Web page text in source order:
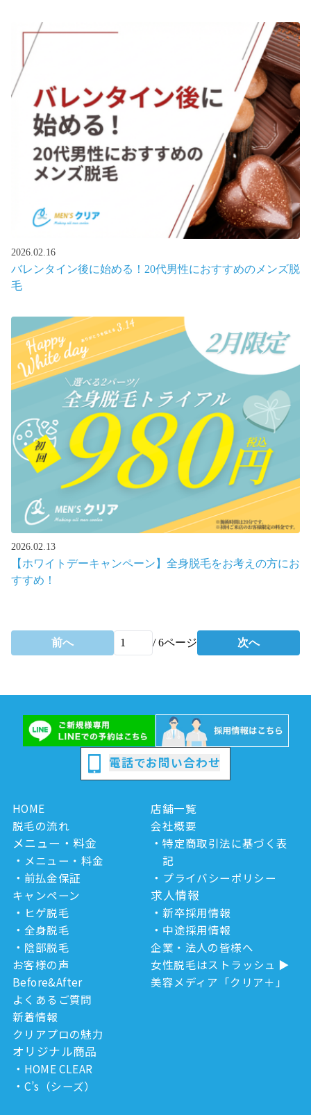
2026.02.16
バレンタイン後に始める！20代男性におすすめのメンズ脱
毛
2026.02.13
【ホワイトデーキャンペーン】全身脱毛をお考えの方にお
すすめ！
前へ /6ページ 次へ
電話でお問い合わせ
HOME
脱毛の流れ
メニュー・料金
メニュー・料金
前払金保証
キャンペーン
ヒゲ脱毛
全身脱毛
陰部脱毛
お客様の声
Before&After
よくあるご質問
新着情報
クリアプロの魅力
オリジナル商品
HOME CLEAR
C’s（シーズ）
店舗一覧
会社概要
特定商取引法に基づく表
記
プライバシーポリシー
求人情報
新卒採用情報
中途採用情報
企業・法人の皆様へ
女性脱毛はストラッシュ
美容メディア「クリア＋」